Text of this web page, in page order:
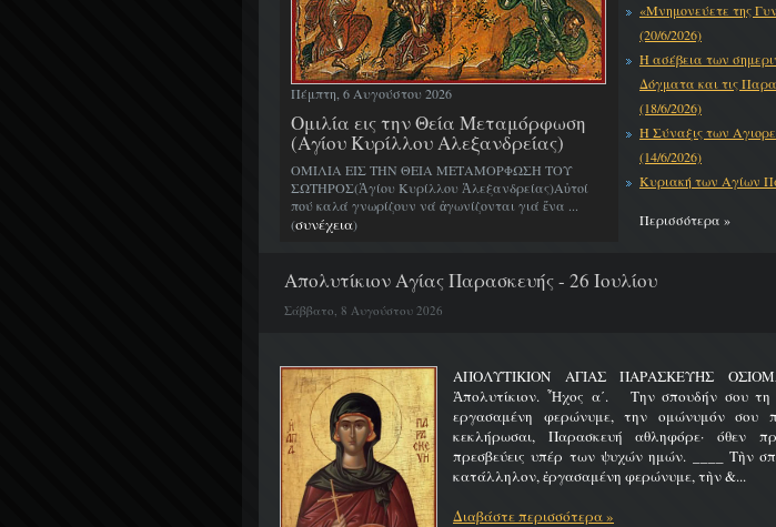
Πέμπτη, 6 Αυγούστου 2026
Ομιλία εις την Θεία Μεταμόρφωση
(Αγίου Κυρίλλου Αλεξανδρείας)
ΟΜΙΛΙΑ ΕΙΣ ΤΗΝ ΘΕΙΑ ΜΕΤΑΜΟΡΦΩΣΗ ΤΟΥ
ΣΩΤΗΡΟΣ(Ἁγίου Κυρίλλου Ἀλεξανδρείας)Αὐτοί
πού καλά γνωρίζουν νά ἀγωνίζονται γιά ἕνα ...
(συνέχεια)
«Μνημονεύετε της
(20/6/2026)
Η ασέβεια των
Δόγματα και τις
(18/6/2026)
Η Σύναξις των
(14/6/2026)
Κυριακή των Αγίων
Περισσότερα »
Απολυτίκιον Αγίας Παρασκευής - 26 Ιουλίου
Σάββατο, 8 Αυγούστου 2026
ΑΠΟΛΥΤΙΚΙΟΝ ΑΓΙΑΣ ΠΑΡΑΣΚΕΥΗΣ
Ἀπολυτίκιον. Ἦχος α΄. Την σπουδήν σου τη
εργασαμένη φερώνυμε, την ομώνυμόν σου
κεκλήρωσαι, Παρασκευή αθληφόρε· όθεν
πρεσβεύεις υπέρ των ψυχών ημών. ____ Τὴν
κατάλληλον, ἐργασαμένη φερώνυμε, τὴν &...
Διαβάστε περισσότερα »